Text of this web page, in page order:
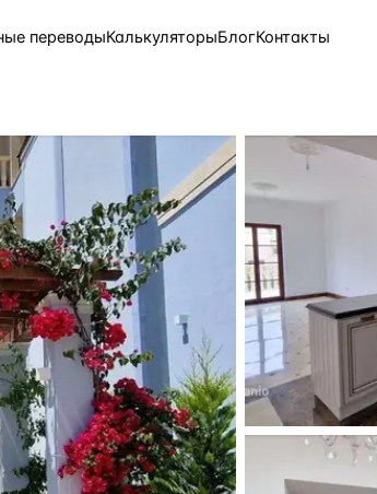
переводыКалькуляторыБлогКонтакты
9 143 объекта
8 554 объекта
5 430 объектов
3 906 объектов
2 948 объектов
2 797 объектов
Россия · 3 920
ЧАСТО ИЩУТ
Турция